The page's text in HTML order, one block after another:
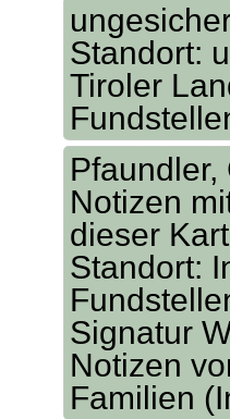
Standort:
Tiroler
Notizen
dieser
Standort:
Signatur
Notizen
Familien